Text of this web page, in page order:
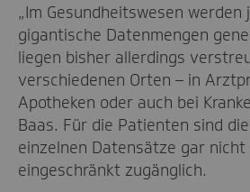
„Im Gesundheitswesen werden
gigantische Datenmengen
liegen bisher allerdings
verschiedenen Orten – in
Apotheken oder auch bei
Baas. Für die Patienten sind
einzelnen Datensätze gar
eingeschränkt zugänglich.